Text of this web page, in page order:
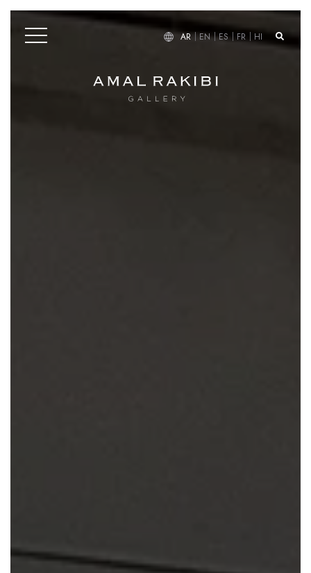
AR EN ES FR HI